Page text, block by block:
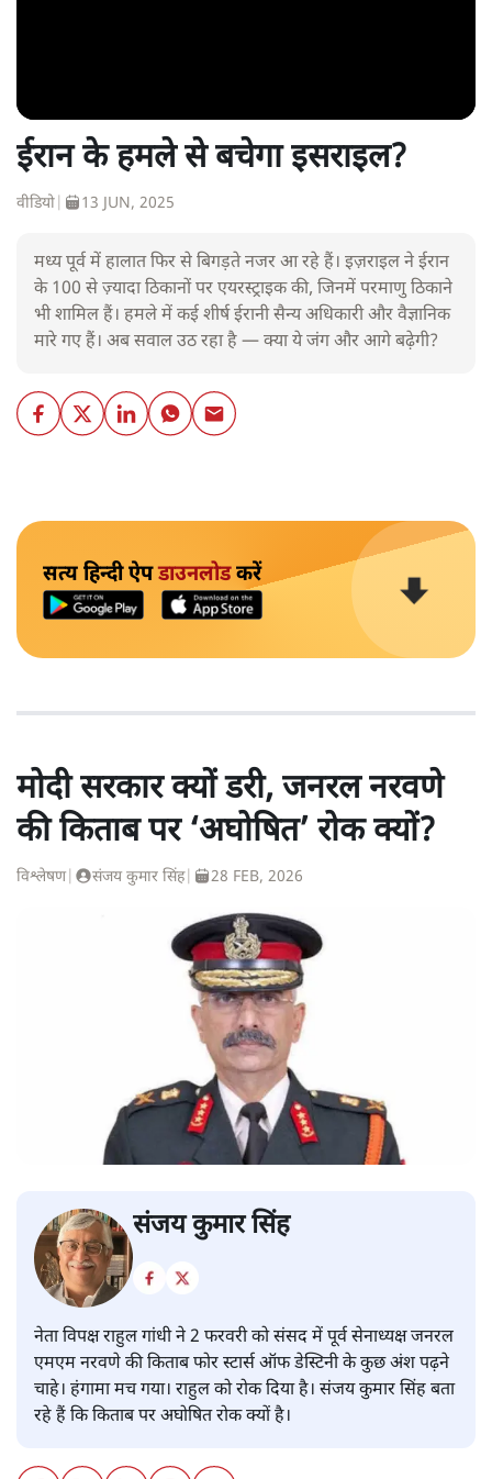
ईरान के हमले से बचेगा इसराइल?
वीडियो 13 JUN, 2025
मध्य पूर्व में हालात फिर से बिगड़ते नजर आ रहे हैं। इज़राइल ने ईरान
के 100 से ज़्यादा ठिकानों पर एयरस्ट्राइक की, जिनमें परमाणु ठिकाने
भी शामिल हैं। हमले में कई शीर्ष ईरानी सैन्य अधिकारी और वैज्ञानिक
मारे गए हैं। अब सवाल उठ रहा है — क्या ये जंग और आगे बढ़ेगी?
सत्य हिन्दी ऐपडाउनलोडकरें
मोदी सरकार क्यों डरी, जनरल नरवणे
की किताब पर ‘अघोषित’ रोक क्यों?
विश्लेषण| संजय कुमार सिंह| 28 FEB, 2026
संजय कुमार सिंह
नेता विपक्ष राहुल गांधी ने 2 फरवरी को संसद में पूर्व सेनाध्यक्ष जनरल
एमएम नरवणे की किताब फोर स्टार्स ऑफ डेस्टिनी के कुछ अंश पढ़ने
चाहे। हंगामा मच गया। राहुल को रोक दिया है। संजय कुमार सिंह बता
रहे हैं कि किताब पर अघोषित रोक क्यों है।